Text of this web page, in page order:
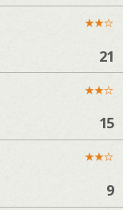
★★☆
21
★★☆
15
★★☆
9